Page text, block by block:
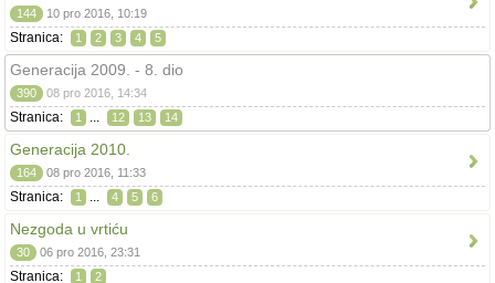
144 10 pro 2016, 10:19
Stranica: 1 2 3 4 5
Generacija 2009. - 8. dio
390 08 pro 2016, 14:34
Stranica: 1 ... 12 13 14
Generacija 2010.
164 08 pro 2016, 11:33
Stranica: 1 ... 4 5 6
Nezgoda u vrtiću
30 06 pro 2016, 23:31
Stranica: 1 2